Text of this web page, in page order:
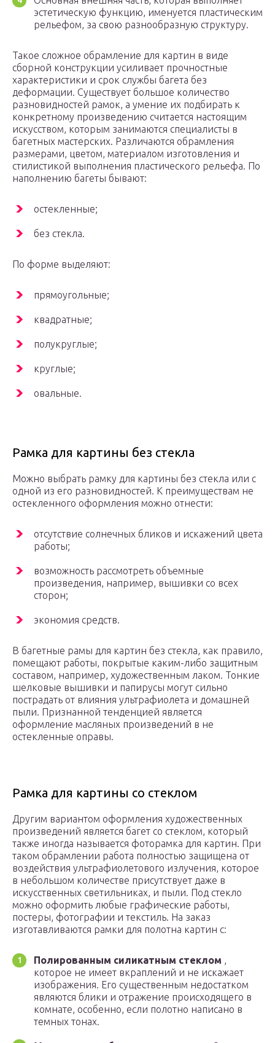
эстетическую функцию, именуется пластическим
рельефом, за свою разнообразную структуру.
Такое сложное обрамление для картин в виде
сборной конструкции усиливает прочностные
характеристики и срок службы багета без
деформации. Существует большое количество
разновидностей рамок, а умение их подбирать к
конкретному произведению считается настоящим
искусством, которым занимаются специалисты в
багетных мастерских. Различаются обрамления
размерами, цветом, материалом изготовления и
стилистикой выполнения пластического рельефа. По
наполнению багеты бывают:
остекленные;
без стекла.
По форме выделяют:
прямоугольные;
квадратные;
полукруглые;
круглые;
овальные.
Рамка для картины без стекла
Можно выбрать рамку для картины без стекла или с
одной из его разновидностей. К преимуществам не
остекленного оформления можно отнести:
отсутствие солнечных бликов и искажений цвета
работы;
возможность рассмотреть объемные
произведения, например, вышивки со всех
сторон;
экономия средств.
В багетные рамы для картин без стекла, как правило,
помещают работы, покрытые каким-либо защитным
составом, например, художественным лаком. Тонкие
шелковые вышивки и папирусы могут сильно
пострадать от влияния ультрафиолета и домашней
пыли. Признанной тенденцией является
оформление масляных произведений в не
остекленные оправы.
Рамка для картины со стеклом
Другим вариантом оформления художественных
произведений является багет со стеклом, который
также иногда называется фоторамка для картин. При
таком обрамлении работа полностью защищена от
воздействия ультрафиолетового излучения, которое
в небольшом количестве присутствует даже в
искусственных светильниках, и пыли. Под стекло
можно оформить любые графические работы,
постеры, фотографии и текстиль. На заказ
изготавливаются рамки для полотна картин с:
Полированным силикатным стеклом ,
которое не имеет вкраплений и не искажает
изображения. Его существенным недостатком
являются блики и отражение происходящего в
комнате, особенно, если полотно написано в
темных тонах.